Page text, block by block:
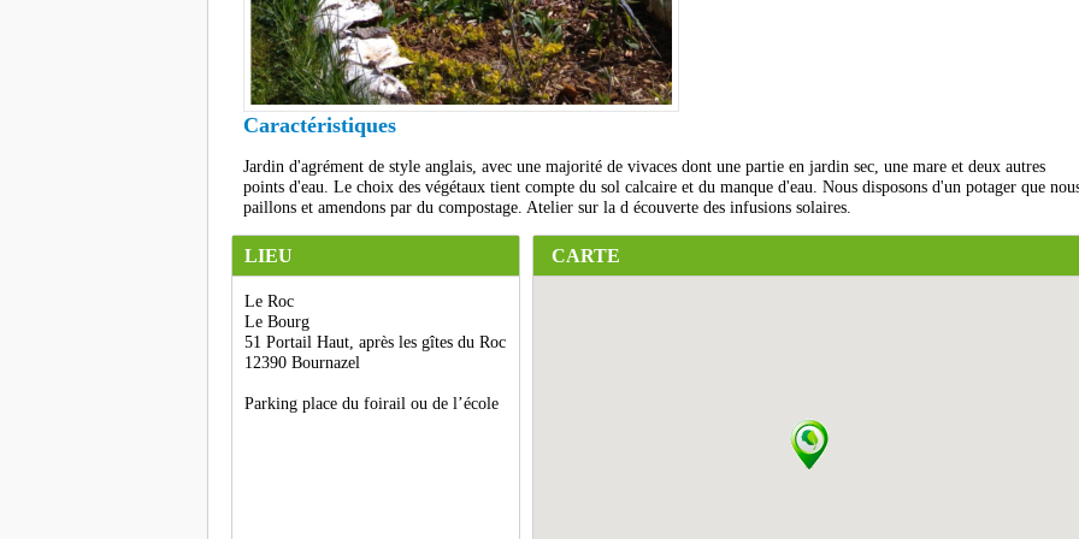
Caractéristiques
Jardin d'agrément de style anglais, avec une majorité de vivaces dont une partie en jardin sec, une mare et deux autres
points d'eau. Le choix des végétaux tient compte du sol calcaire et du manque d'eau. Nous disposons d'un potager que
paillons et amendons par du compostage. Atelier sur la d écouverte des infusions solaires.
LIEU
Le Roc
Le Bourg
51 Portail Haut, après les gîtes du Roc
12390 Bournazel
Parking place du foirail ou de l’école
CARTE